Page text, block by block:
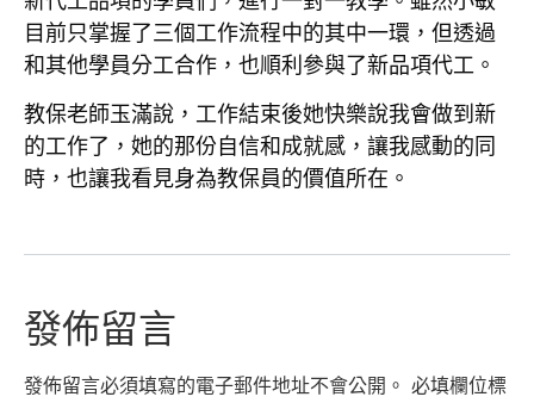
目前只掌握了三個工作流程中的其中一環，但透過
和其他學員分工合作，也順利參與了新品項代工。
教保老師玉滿說，工作結束後她快樂說我會做到新
的工作了，她的那份自信和成就感，讓我感動的同
時，也讓我看見身為教保員的價值所在。
發佈留言
發佈留言必須填寫的電子郵件地址不會公開。 必填欄位標